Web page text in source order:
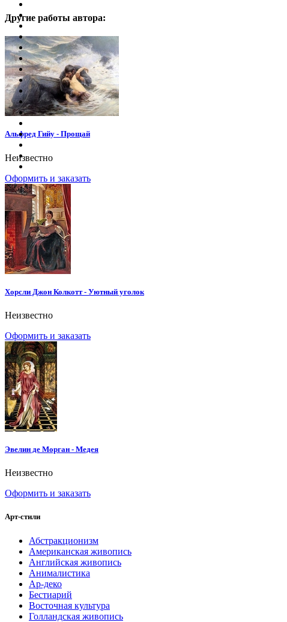
Другие работы автора:
Альфред Гийу - Прощай
Неизвестно
Оформить и заказать
Хорсли Джон Колкотт - Уютный уголок
Неизвестно
Оформить и заказать
Эвелин де Морган - Медея
Неизвестно
Оформить и заказать
Арт-стили
Абстракционизм
Американская живопись
Английская живопись
Анималистика
Ар-деко
Бестиарий
Восточная культура
Голландская живопись